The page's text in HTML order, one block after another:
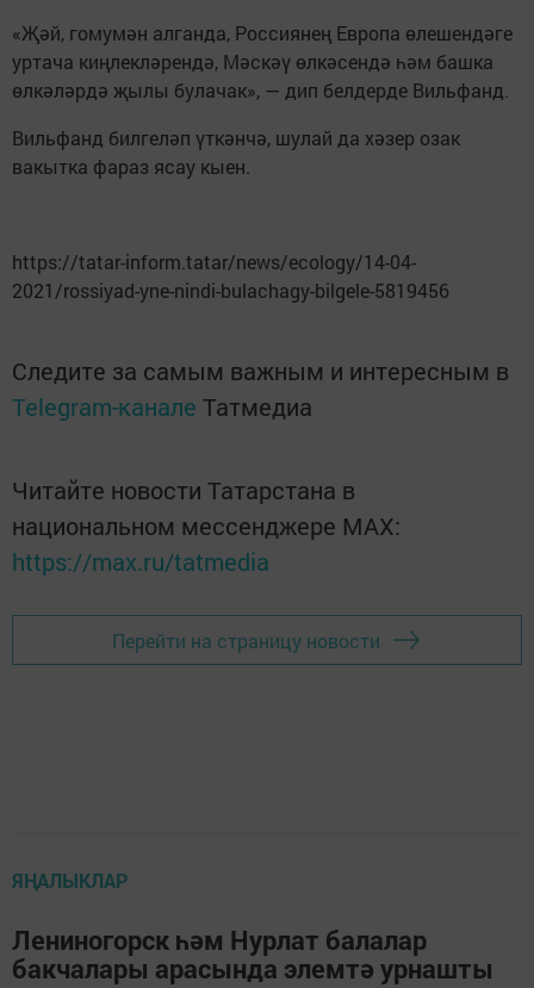
«Җәй, гомумән алганда, Россиянең Европа өлешендәге
уртача киңлекләрендә, Мәскәү өлкәсендә һәм башка
өлкәләрдә җылы булачак», — дип белдерде Вильфанд.
Вильфанд билгеләп үткәнчә, шулай да хәзер озак
вакытка фараз ясау кыен.
https://tatar-inform.tatar/news/ecology/14-04-
2021/rossiyad-yne-nindi-bulachagy-bilgele-5819456
Следите за самым важным и интересным в
Telegram-канале Татмедиа
Читайте новости Татарстана в
национальном мессенджере MАХ:
https://max.ru/tatmedia
Перейти на страницу новости
ЯҢАЛЫКЛАР
Лениногорск һәм Нурлат балалар
бакчалары арасында элемтә урнашты